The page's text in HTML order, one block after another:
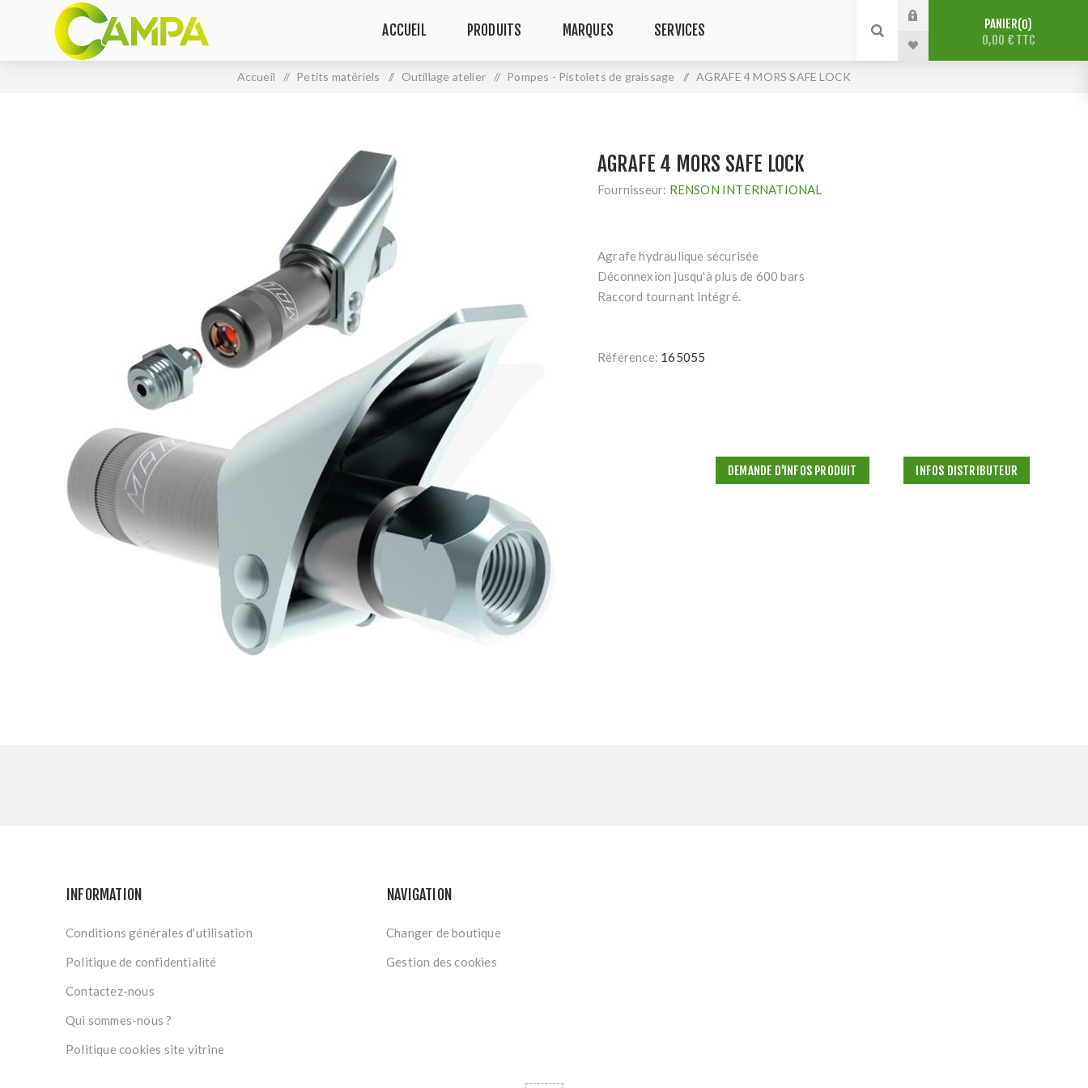
ACCUEIL PRODUITS MARQUES SERVICES PANIER 0
0,00 € TTC
Accueil / Petits matériels / Outillage atelier / Pompes - Pistolets de graissage / AGRAFE 4 MORS SAFE LOCK
AGRAFE 4 MORS SAFE LOCK
Fournisseur: RENSON INTERNATIONAL
Agrafe hydraulique sécurisée
Déconnexion jusqu'à plus de 600 bars
Raccord tournant intégré.
Référence: 165055
DEMANDE D'INFOS PRODUIT INFOS DISTRIBUTEUR
INFORMATION
Conditions générales d'utilisation
Politique de confidentialité
Contactez-nous
Qui sommes-nous ?
Politique cookies site vitrine
NAVIGATION
Changer de boutique
Gestion des cookies